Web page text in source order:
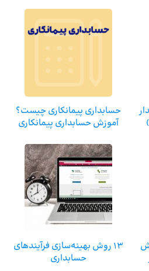
حسابداری پیمانکاری چیست؟
آموزش حسابداری پیمانکاری
13 روش بهینه‌سازی فرآیندهای
حسابداری